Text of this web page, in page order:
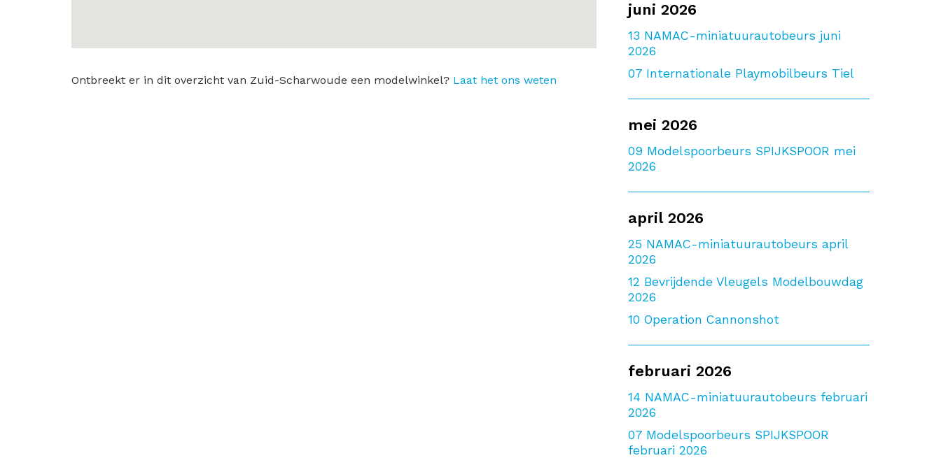
Ontbreekt er in dit overzicht van Zuid-Scharwoude een modelwinkel? Laat het ons weten
juni 2026
13 NAMAC-miniatuurautobeurs juni
2026
07 Internationale Playmobilbeurs Tiel
mei 2026
09 Modelspoorbeurs SPIJKSPOOR mei
2026
april 2026
25 NAMAC-miniatuurautobeurs april
2026
12 Bevrijdende Vleugels Modelbouwdag
2026
10 Operation Cannonshot
februari 2026
14 NAMAC-miniatuurautobeurs februari
2026
07 Modelspoorbeurs SPIJKSPOOR
februari 2026